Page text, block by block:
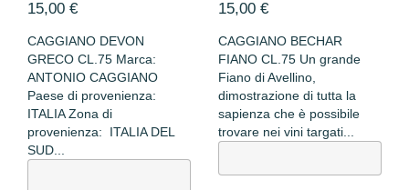
15,00 €
CAGGIANO DEVON
GRECO CL.75 Marca:
ANTONIO CAGGIANO
Paese di provenienza:
ITALIA Zona di
provenienza: ITALIA DEL
SUD...
15,00 €
CAGGIANO BECHAR
FIANO CL.75 Un grande
Fiano di Avellino,
dimostrazione di tutta la
sapienza che è possibile
trovare nei vini targati...